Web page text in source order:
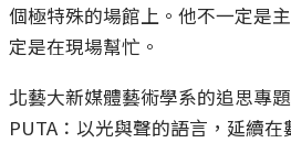
個極特殊的場館上。他不一定是
定是在現場幫忙。
北藝大新媒體藝術學系的追思專
PUTA：以光與聲的語言，延續在